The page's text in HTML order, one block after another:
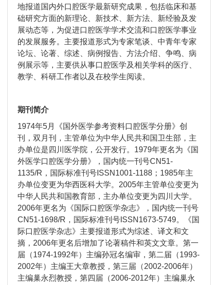
地报道国内外口腔医学最新研究成果，包括临床和基
础研究方面的新理论、新技术、新方法、新经验及发
展动态等， 为促进口腔医学学术交流和口腔医学事业
的发展服务。主要报道形式为专家笔谈、中青年专家
论坛、 论著、综述、 病例报告、方法介绍、 争鸣、病
例展示等，主要供从事口腔医学及相关学科的医疗、
教学、科研工作者以及在校学生阅读。
期刊简介
1974年5月《国外医学参考资料口腔医学分册》创
刊，双月刊，主管单位为中华人民共和国卫生部，主
办单位是四川医学院，公开发行。1979年更名为《国
外医学口腔医学分册》，国内统一刊号CN51-
1135/R，国际标准刊号ISSN1001-1188；1985年主
办单位变更为华西医科大学。2005年主管单位变更为
中华人民共和国教育部，主办单位变更为四川大学。
2006年更名为《国际口腔医学杂志》，国内统一刊号
CN51-1698/R，国际标准刊号ISSN1673-5749。《国
际口腔医学杂志》主要报道形式为综述、译文和文
摘，2006年更名后增加了论著稿件和英文文章。第一
届（1974-1992年）主编孙冠名编审，第二届（1993-
2002年）主编王大章教授，第三届（2002-2006年）
主编巢永烈教授，第四届（2006-2012年）主编巢永